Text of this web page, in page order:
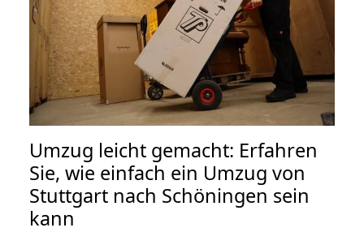
Umzug leicht gemacht: Erfahren
Sie, wie einfach ein Umzug von
Stuttgart nach Schöningen sein
kann